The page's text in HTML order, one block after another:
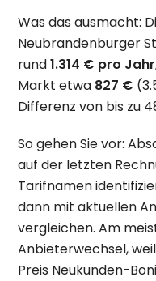
Was das ausmacht:
Neubrandenburger
rund1.314 € pro Jahr
Markt etwa 827 €
Differenz von bis zu
So gehen Sie vor:
auf der letzten
Tarifnamen
dann mit aktuellen
vergleichen. Am
Anbieterwechsel,
Preis Neukunden-